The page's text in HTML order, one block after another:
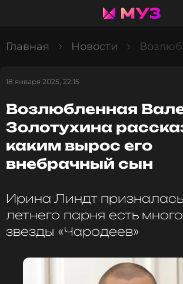
Главная Новости
18 января 2025, 22:15
Возлюбленная
Золотухина
каким вырос его
внебрачный сын
Ирина Линдт
летнего парня есть
звезды «Чародеев»